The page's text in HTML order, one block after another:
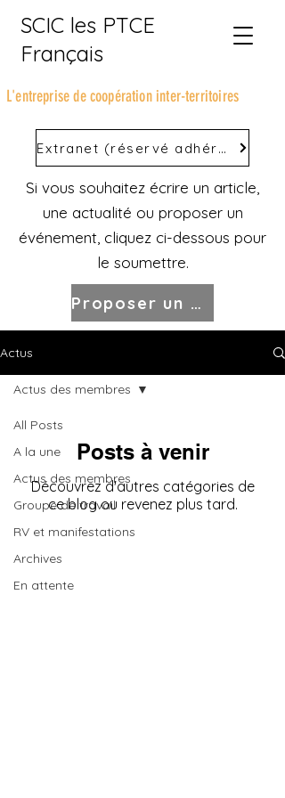
SCIC les PTCE
Français
L'entreprise de coopération inter-territoires
Extranet (réservé adhérents)
Si vous souhaitez écrire un article,
une actualité ou proposer un
événement, cliquez ci-dessous pour
le soumettre.
Proposer un Post
Actus
All Posts
A la une
Actus des membres
Groupe de travail
RV et manifestations
Archives
En attente
Actus des membres
Posts à venir
Découvrez d'autres catégories de
ce blog ou revenez plus tard.